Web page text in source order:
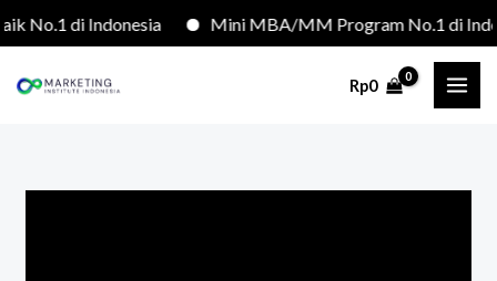
di Indonesia Mini MBA/MM Program No.1 di
ke
konten
Rp0